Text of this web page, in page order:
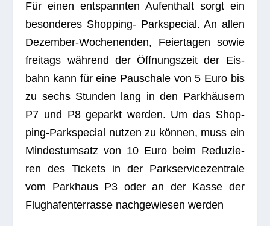
Für einen ent­spann­ten Auf­ent­halt sorgt ein
beson­de­res Shop­ping- Park­spe­cial. An allen
Dezem­ber-Wochen­en­den, Fei­er­ta­gen sowie
frei­tags wäh­rend der Öff­nungs­zeit der Eis­
bahn kann für eine Pau­schale von 5 Euro bis
zu sechs Stun­den lang in den Park­häu­sern
P7 und P8 geparkt wer­den. Um das Shop­
ping-Park­spe­cial nut­zen zu kön­nen, muss ein
Min­dest­um­satz von 10 Euro beim Redu­zie­
ren des Tickets in der Park­ser­vice­zen­trale
vom Park­haus P3 oder an der Kasse der
Flug­ha­fen­ter­rasse nach­ge­wie­sen werden